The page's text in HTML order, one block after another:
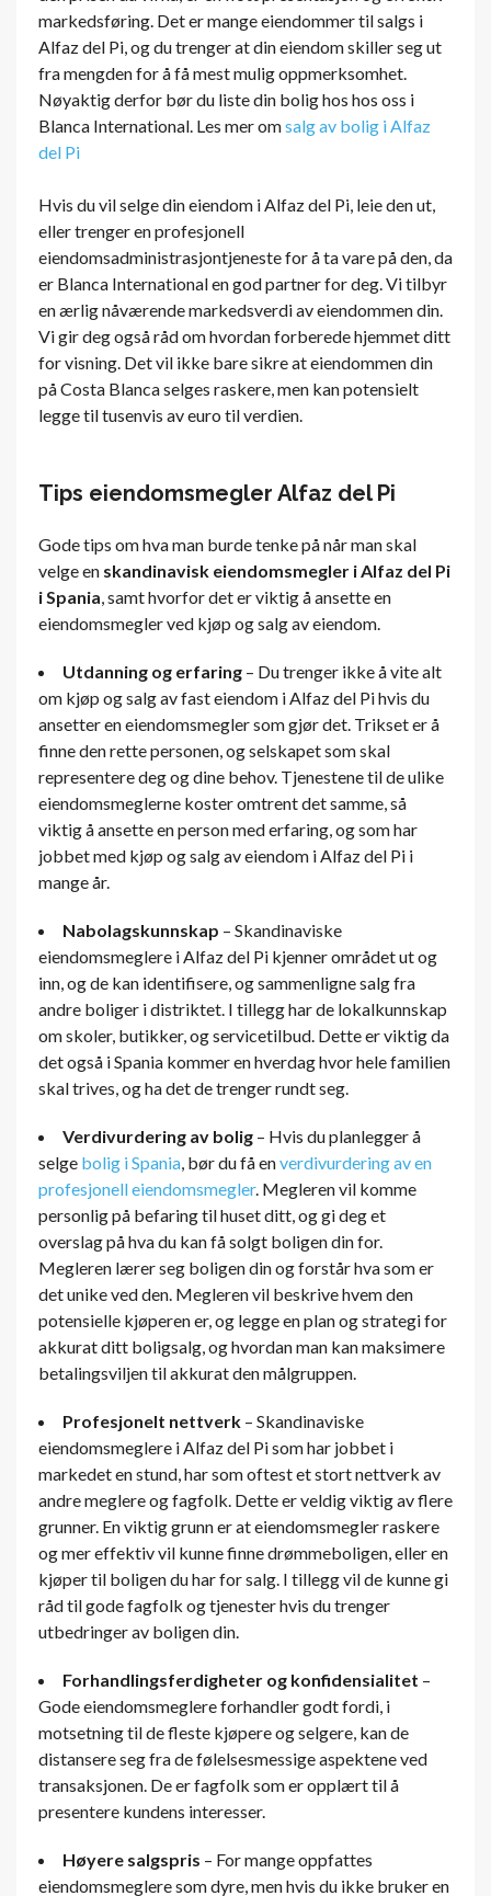
markedsføring. Det er mange eiendommer til salgs i
Alfaz del Pi, og du trenger at din eiendom skiller seg ut
fra mengden for å få mest mulig oppmerksomhet.
Nøyaktig derfor bør du liste din bolig hos hos oss i
Blanca International. Les mer omsalg av bolig i Alfaz
del Pi
Hvis du vil selge din eiendom i Alfaz del Pi, leie den ut,
eller trenger en profesjonell
eiendomsadministrasjontjeneste for å ta vare på den, da
er Blanca International en god partner for deg. Vi tilbyr
en ærlig nåværende markedsverdi av eiendommen din.
Vi gir deg også råd om hvordan forberede hjemmet ditt
for visning. Det vil ikke bare sikre at eiendommen din
på Costa Blanca selges raskere, men kan potensielt
legge til tusenvis av euro til verdien.
Tips eiendomsmegler Alfaz del Pi
Gode tips om hva man burde tenke på når man skal
velge en skandinavisk eiendomsmegler i Alfaz del Pi
i Spania , samt hvorfor det er viktig å ansette en
eiendomsmegler ved kjøp og salg av eiendom.
Utdanning og erfaring – Du trenger ikke å vite alt
om kjøp og salg av fast eiendom i Alfaz del Pi hvis du
ansetter en eiendomsmegler som gjør det. Trikset er å
finne den rette personen, og selskapet som skal
representere deg og dine behov. Tjenestene til de ulike
eiendomsmeglerne koster omtrent det samme, så
viktig å ansette en person med erfaring, og som har
jobbet med kjøp og salg av eiendom i Alfaz del Pi i
mange år.
Nabolagskunnskap – Skandinaviske
eiendomsmeglere i Alfaz del Pi kjenner området ut og
inn, og de kan identifisere, og sammenligne salg fra
andre boliger i distriktet. I tillegg har de lokalkunnskap
om skoler, butikker, og servicetilbud. Dette er viktig da
det også i Spania kommer en hverdag hvor hele familien
skal trives, og ha det de trenger rundt seg.
Verdivurdering av bolig – Hvis du planlegger å
selge bolig i Spania , bør du få enverdivurdering av en
profesjonell eiendomsmegler. Megleren vil komme
personlig på befaring til huset ditt, og gi deg et
overslag på hva du kan få solgt boligen din for.
Megleren lærer seg boligen din og forstår hva som er
det unike ved den. Megleren vil beskrive hvem den
potensielle kjøperen er, og legge en plan og strategi for
akkurat ditt boligsalg, og hvordan man kan maksimere
betalingsviljen til akkurat den målgruppen.
Profesjonelt nettverk – Skandinaviske
eiendomsmeglere i Alfaz del Pi som har jobbet i
markedet en stund, har som oftest et stort nettverk av
andre meglere og fagfolk. Dette er veldig viktig av flere
grunner. En viktig grunn er at eiendomsmegler raskere
og mer effektiv vil kunne finne drømmeboligen, eller en
kjøper til boligen du har for salg. I tillegg vil de kunne gi
råd til gode fagfolk og tjenester hvis du trenger
utbedringer av boligen din.
Forhandlingsferdigheter og konfidensialitet –
Gode eiendomsmeglere forhandler godt fordi, i
motsetning til de fleste kjøpere og selgere, kan de
distansere seg fra de følelsesmessige aspektene ved
transaksjonen. De er fagfolk som er opplært til å
presentere kundens interesser.
Høyere salgspris – For mange oppfattes
eiendomsmeglere som dyre, men hvis du ikke bruker en